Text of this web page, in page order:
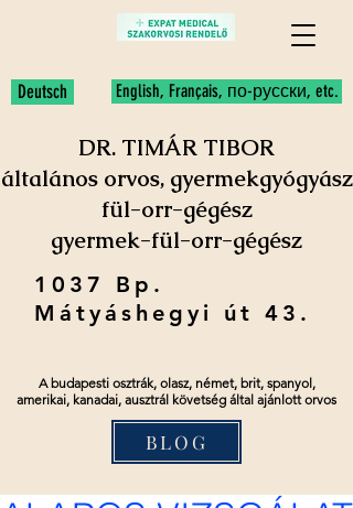
Deutsch English, Français, по-русски, etc.
1037 Bp.
Mátyáshegyi út 43.
A budapesti osztrák, olasz, német, brit, spanyol,
amerikai, kanadai, ausztrál követség által ajánlott orvos
BLOG
DR. TIMÁR TIBOR
általános orvos, gyermekgyógyász
fül-orr-gégész
gyermek-fül-orr-gégész